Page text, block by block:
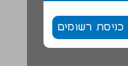
כניסת רשומים